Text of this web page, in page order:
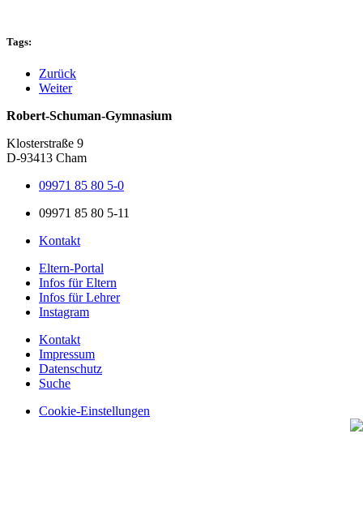
Tags:
Zurück
Weiter
Robert-Schuman-Gymnasium
Klosterstraße 9
D-93413 Cham
09971 85 80 5-0
09971 85 80 5-11
Kontakt
Eltern-Portal
Infos für Eltern
Infos für Lehrer
Instagram
Kontakt
Impressum
Datenschutz
Suche
Cookie-Einstellungen